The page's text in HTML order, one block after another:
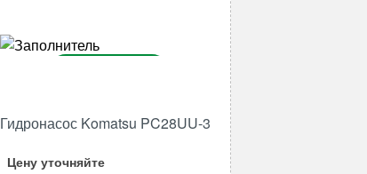
товара
Гидронасос Komatsu PC28UU-3
Цену уточняйте